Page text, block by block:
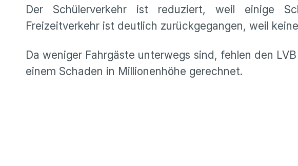
Der Schülerverkehr ist reduziert, weil einige
Freizeitverkehr ist deutlich zurückgegangen, weil
Da weniger Fahrgäste unterwegs sind, fehlen den
einem Schaden in Millionenhöhe gerechnet.